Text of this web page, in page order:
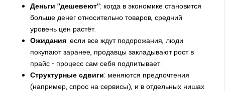
Деньги "дешевеют": когда в экономике становится
больше денег относительно товаров, средний
уровень цен растёт.
Ожидания: если все ждут подорожания, люди
покупают заранее, продавцы закладывают рост в
прайс - процесс сам себя подпитывает.
Структурные сдвиги: меняются предпочтения
(например, спрос на сервисы), и в отдельных нишах